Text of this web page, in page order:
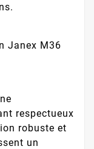
Janex M36
respectueux
robuste et
un